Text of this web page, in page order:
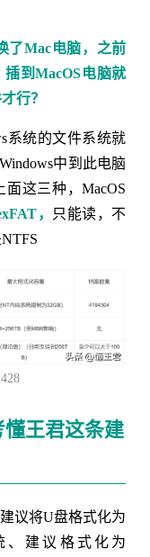
了Mac电脑，之前
到MacOS电脑就
行？
系统的文件系统就
中到此电脑
这三种，MacOS
，
只能读，不
王君这条建
议将U盘格式化为
、建议格式化为